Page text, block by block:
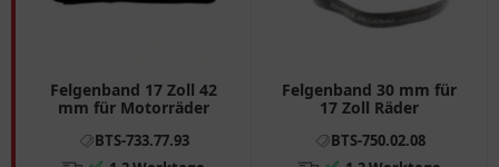
Felgenband 17 Zoll 42
mm für Motorräder
BTS-733.77.93
Felgenband 30 mm für
17 Zoll Räder
BTS-750.02.08